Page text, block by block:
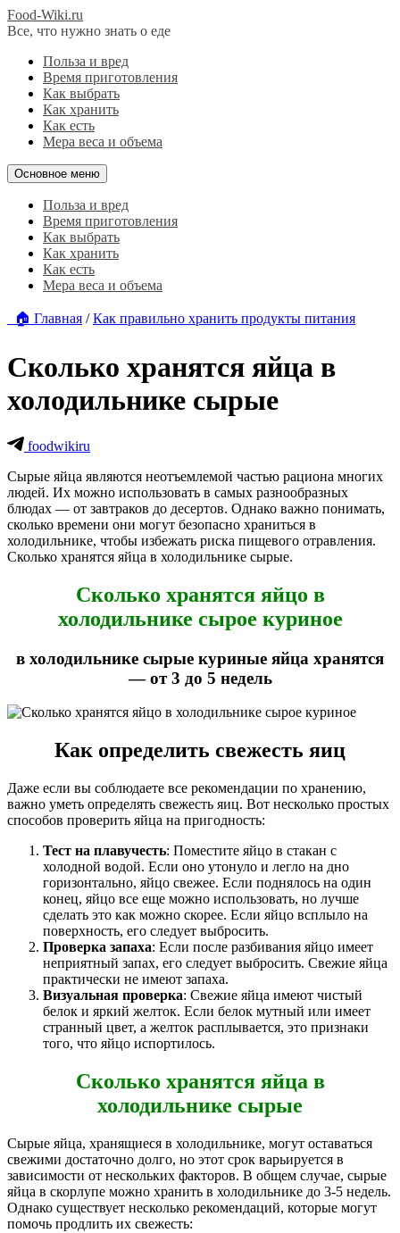
Food-Wiki.ru
Все, что нужно знать о еде
Польза и вред
Время приготовления
Как выбрать
Как хранить
Как есть
Мера веса и объема
Основное меню
Польза и вред
Время приготовления
Как выбрать
Как хранить
Как есть
Мера веса и объема
🏠 Главная /Как правильно хранить продукты питания
Сколько хранятся яйца в
холодильнике сырые
foodwikiru
Сырые яйца являются неотъемлемой частью рациона многих
людей. Их можно использовать в самых разнообразных
блюдах — от завтраков до десертов. Однако важно понимать,
сколько времени они могут безопасно храниться в
холодильнике, чтобы избежать риска пищевого отравления.
Сколько хранятся яйца в холодильнике сырые.
Сколько хранятся яйцо в
холодильнике сырое куриное
в холодильнике сырые куриные яйца хранятся
— от 3 до 5 недель
Как определить свежесть яиц
Даже если вы соблюдаете все рекомендации по хранению,
важно уметь определять свежесть яиц. Вот несколько простых
способов проверить яйца на пригодность:
Тест на плавучесть: Поместите яйцо в стакан с
холодной водой. Если оно утонуло и легло на дно
горизонтально, яйцо свежее. Если поднялось на один
конец, яйцо все еще можно использовать, но лучше
сделать это как можно скорее. Если яйцо всплыло на
поверхность, его следует выбросить.
Проверка запаха: Если после разбивания яйцо имеет
неприятный запах, его следует выбросить. Свежие яйца
практически не имеют запаха.
Визуальная проверка: Свежие яйца имеют чистый
белок и яркий желток. Если белок мутный или имеет
странный цвет, а желток расплывается, это признаки
того, что яйцо испортилось.
Сколько хранятся яйца в
холодильнике сырые
Сырые яйца, хранящиеся в холодильнике, могут оставаться
свежими достаточно долго, но этот срок варьируется в
зависимости от нескольких факторов. В общем случае, сырые
яйца в скорлупе можно хранить в холодильнике до 3-5 недель.
Однако существует несколько рекомендаций, которые могут
помочь продлить их свежесть: